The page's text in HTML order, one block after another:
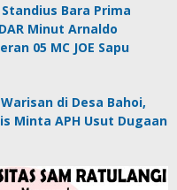
Bara Prima
Minut Arnaldo
05 MC JOE Sapu
di Desa Bahoi,
Minta APH Usut Dugaan